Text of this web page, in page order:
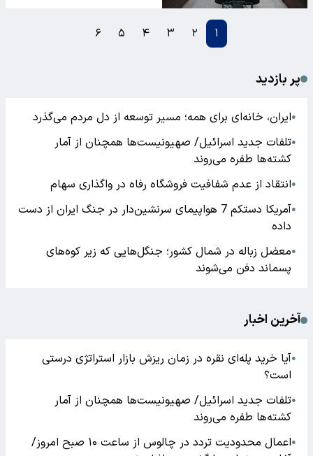
۱ ۲ ۳ ۴ ۵ ۶
پر بازدید
●ایران، خانه‌ای برای همه؛ مسیر توسعه از دل مردم می‌گذرد
●تلفات جدید اسرائیل/ صهیونیست‌ها همچنان از آمار
کشته‌ها طفره می‌روند
●انتقاد از عدم شفافیت فروشگاه رفاه در واگذاری سهام
●
آمریکا دستکم 7 هواپیمای سرنشین‌دار در جنگ ایران از دست
داده
●معضل زباله در شمال کشور؛ جنگل‌هایی که زیر کوه‌های
پسماند دفن می‌شوند
آخرین اخبار
●آیا خرید پله‌ای نقره در زمان ریزش بازار استراتژی درستی
است؟
●تلفات جدید اسرائیل/ صهیونیست‌ها همچنان از آمار
کشته‌ها طفره می‌روند
●
اعمال محدودیت تردد در چالوس از ساعت ۱۰ صبح امروز/